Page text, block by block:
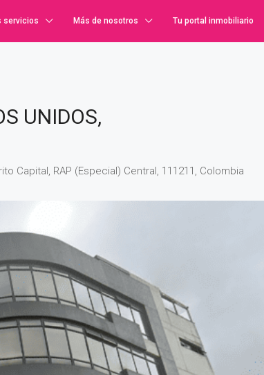
servicios Más de nosotros Tu portal inmobiliario
UNIDOS,
Capital, RAP (Especial) Central, 111211, Colombia